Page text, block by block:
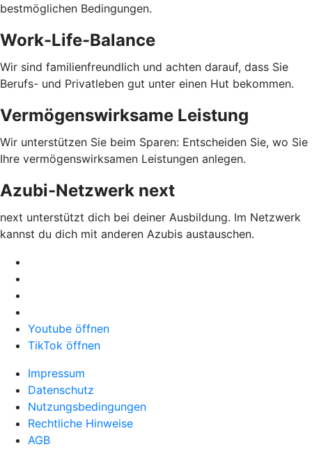
bestmöglichen Bedingungen.
Work-Life-Balance
Wir sind familienfreundlich und achten darauf, dass Sie
Berufs- und Privatleben gut unter einen Hut bekommen.
Vermögenswirksame Leistung
Wir unterstützen Sie beim Sparen: Entscheiden Sie, wo Sie
Ihre vermögenswirksamen Leistungen anlegen.
Azubi-Netzwerk next
next unterstützt dich bei deiner Ausbildung. Im Netzwerk
kannst du dich mit anderen Azubis austauschen.
Youtube öffnen
TikTok öffnen
Impressum
Datenschutz
Nutzungsbedingungen
Rechtliche Hinweise
AGB